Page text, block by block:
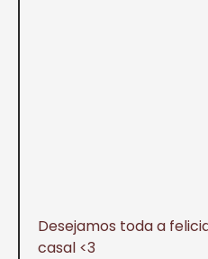
Desejamos toda a
casal <3